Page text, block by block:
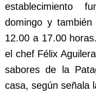
establecimiento
domingo y
12.00 a 17.00
el chef Félix
sabores de la
casa, según señala